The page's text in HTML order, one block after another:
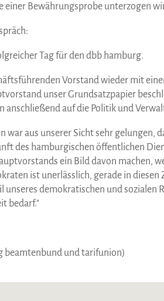
einer Bewährungsprobe unterzogen
Tag für den dbb hamburg.
Vorstand wieder mit
unser Grundsatzpapier
anschließend auf die Politik und
war aus unserer Sicht sehr gelungen,
des hamburgischen öffentlichen
ein Bild davon machen,
ist unerlässlich, gerade in
demokratischen und sozialen
bedarf."
beamtenbund und tarifunion)